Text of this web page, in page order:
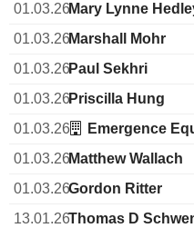
01.03.26Mary Lynne
01.03.26Marshall Mohr
01.03.26Paul Sekhri
01.03.26Priscilla Hung
01.03.26
Emergence
01.03.26Matthew Wallach
01.03.26Gordon Ritter
13.01.26Thomas D